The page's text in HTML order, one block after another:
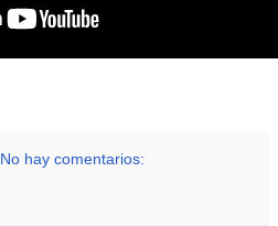
No hay comentarios: